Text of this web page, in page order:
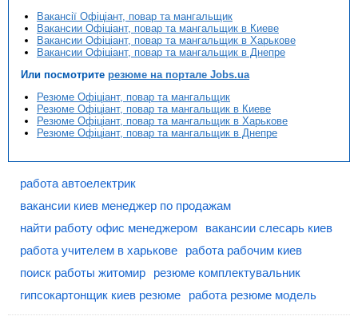
Вакансії Офіціант, повар та мангальщик
Вакансии Офіціант, повар та мангальщик в Киеве
Вакансии Офіціант, повар та мангальщик в Харькове
Вакансии Офіціант, повар та мангальщик в Днепре
Или посмотрите резюме на портале Jobs.ua
Резюме Офіціант, повар та мангальщик
Резюме Офіціант, повар та мангальщик в Киеве
Резюме Офіціант, повар та мангальщик в Харькове
Резюме Офіціант, повар та мангальщик в Днепре
работа автоелектрик
вакансии киев менеджер по продажам
найти работу офис менеджером
вакансии слесарь киев
работа учителем в харькове
работа рабочим киев
поиск работы житомир
резюме комплектувальник
гипсокартонщик киев резюме
работа резюме модель